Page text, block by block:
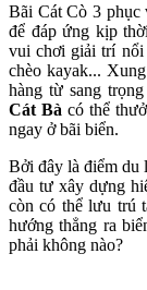
Bãi Cát Cò 3 phục
để đáp ứng kịp
vui chơi giải trí nổi
chèo kayak...
hàng từ sang
Cát Bà có thể
ngay ở bãi biển.
Bởi đây là điểm du
đầu tư xây dựng
còn có thể lưu trú
hướng thẳng ra
phải không nào?